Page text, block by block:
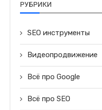
РУБРИКИ
SEO инструменты
Видеопродвижение
Всё про Google
Всё про SEO